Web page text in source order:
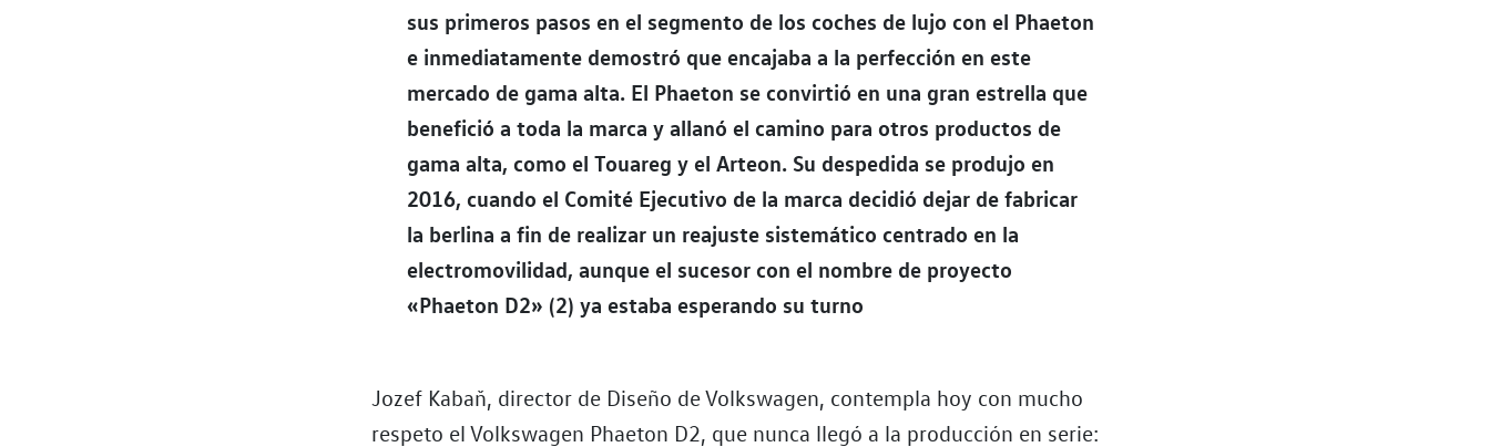
sus primeros pasos en el segmento de los coches de lujo con el Phaeton
e inmediatamente demostró que encajaba a la perfección en este
mercado de gama alta. El Phaeton se convirtió en una gran estrella que
benefició a toda la marca y allanó el camino para otros productos de
gama alta, como el Touareg y el Arteon. Su despedida se produjo en
2016, cuando el Comité Ejecutivo de la marca decidió dejar de fabricar
la berlina a fin de realizar un reajuste sistemático centrado en la
electromovilidad, aunque el sucesor con el nombre de proyecto
«Phaeton D2» (2) ya estaba esperando su turno
Jozef Kabaň, director de Diseño de Volkswagen, contempla hoy con mucho
respeto el Volkswagen Phaeton D2, que nunca llegó a la producción en serie: